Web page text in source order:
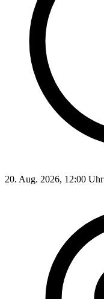
20. Aug. 2026, 12:00